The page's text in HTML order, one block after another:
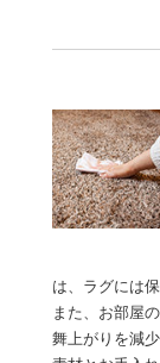
は、ラグには
また、お部屋
舞上がりを減